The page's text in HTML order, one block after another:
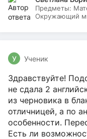
Предметы:
Окружающий
У Ученик
Здравствуйте!
не сдала 2
из черновика в
отличницей, а по
особенности.
Есть ли